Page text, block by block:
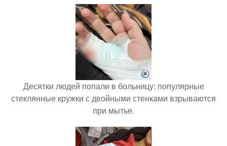
Десятки людей попали в больницу: популярные
стеклянные кружки с двойными стенками взрываются
при мытье.